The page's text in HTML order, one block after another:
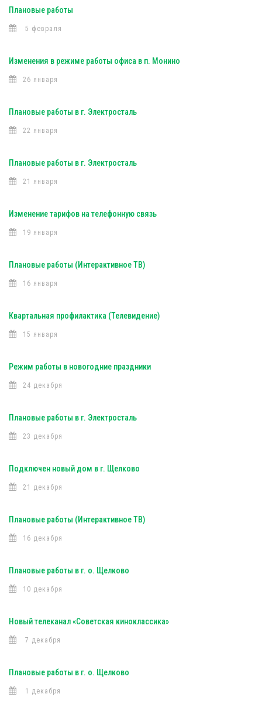
Плановые работы
5 февраля
Изменения в режиме работы офиса в п. Монино
26 января
Плановые работы в г. Электросталь
22 января
Плановые работы в г. Электросталь
21 января
Изменение тарифов на телефонную связь
19 января
Плановые работы (Интерактивное ТВ)
16 января
Квартальная профилактика (Телевидение)
15 января
Режим работы в новогодние праздники
24 декабря
Плановые работы в г. Электросталь
23 декабря
Подключен новый дом в г. Щелково
21 декабря
Плановые работы (Интерактивное ТВ)
16 декабря
Плановые работы в г. о. Щелково
10 декабря
Новый телеканал «Советская киноклассика»
7 декабря
Плановые работы в г. о. Щелково
1 декабря